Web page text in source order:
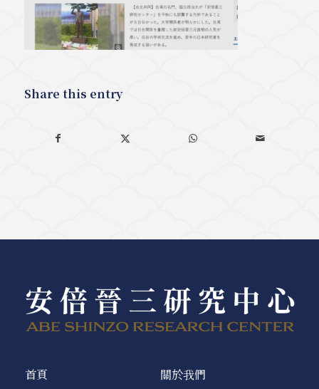
Share this entry
首頁 關於我們